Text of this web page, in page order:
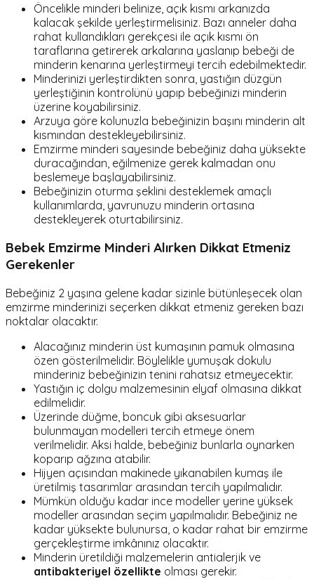
Öncelikle minderi belinize, açık kısmı arkanızda
kalacak şekilde yerleştirmelisiniz. Bazı anneler daha
rahat kullandıkları gerekçesi ile açık kısmı ön
taraflarına getirerek arkalarına yaslanıp bebeği de
minderin kenarına yerleştirmeyi tercih edebilmektedir.
Minderinizi yerleştirdikten sonra, yastığın düzgün
yerleştiğinin kontrolünü yapıp bebeğinizi minderin
üzerine koyabilirsiniz.
Arzuya göre kolunuzla bebeğinizin başını minderin alt
kısmından destekleyebilirsiniz.
Emzirme minderi sayesinde bebeğiniz daha yüksekte
duracağından, eğilmenize gerek kalmadan onu
beslemeye başlayabilirsiniz.
Bebeğinizin oturma şeklini desteklemek amaçlı
kullanımlarda, yavrunuzu minderin ortasına
destekleyerek oturtabilirsiniz.
Bebek Emzirme Minderi Alırken Dikkat Etmeniz
Gerekenler
Bebeğiniz 2 yaşına gelene kadar sizinle bütünleşecek olan
emzirme minderinizi seçerken dikkat etmeniz gereken bazı
noktalar olacaktır.
Alacağınız minderin üst kumaşının pamuk olmasına
özen gösterilmelidir. Böylelikle yumuşak dokulu
minderiniz bebeğinizin tenini rahatsız etmeyecektir.
Yastığın iç dolgu malzemesinin elyaf olmasına dikkat
edilmelidir.
Üzerinde düğme, boncuk gibi aksesuarlar
bulunmayan modelleri tercih etmeye önem
verilmelidir. Aksi halde, bebeğiniz bunlarla oynarken
koparıp ağzına atabilir.
Hijyen açısından makinede yıkanabilen kumaş ile
üretilmiş tasarımlar arasından tercih yapılmalıdır.
Mümkün olduğu kadar ince modeller yerine yüksek
modeller arasından seçim yapılmalıdır. Bebeğiniz ne
kadar yüksekte bulunursa, o kadar rahat bir emzirme
gerçekleştirme imkânınız olacaktır.
Minderin üretildiği malzemelerin antialerjik ve
antibakteriyel özellikte olması gerekir.